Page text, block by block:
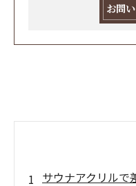
お問
サウナアクリルで